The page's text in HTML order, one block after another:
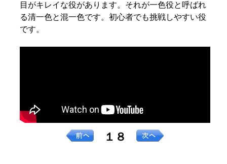
目がキレイな役があります。それが一色役と呼ばれ
る清一色と混一色です。初心者でも挑戦しやすい役
です。
１８